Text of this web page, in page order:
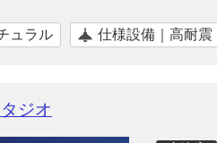
ュラル 仕様設備｜高耐震
ジオ